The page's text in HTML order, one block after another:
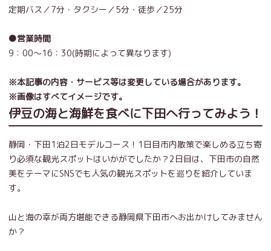
定期バス／7分・タクシー／5分・徒歩／25分
●営業時間
9 ：00～16：30(時期によって異なります)
※本記事の内容・サービス等は変更している場合があります。
※画像はすべてイメージです。
伊豆の海と海鮮を食べに下田へ行ってみよう！
静岡・下田1泊2日モデルコース！1日目市内散策で楽しめる立ち寄
り必須な観光スポットはいかがでしたか？2日目は、下田市の自然
美をテーマにSNSでも人気の観光スポットを巡りを紹介していま
す。
山と海の幸が両方堪能できる静岡県下田市へお出かけしてみません
か？